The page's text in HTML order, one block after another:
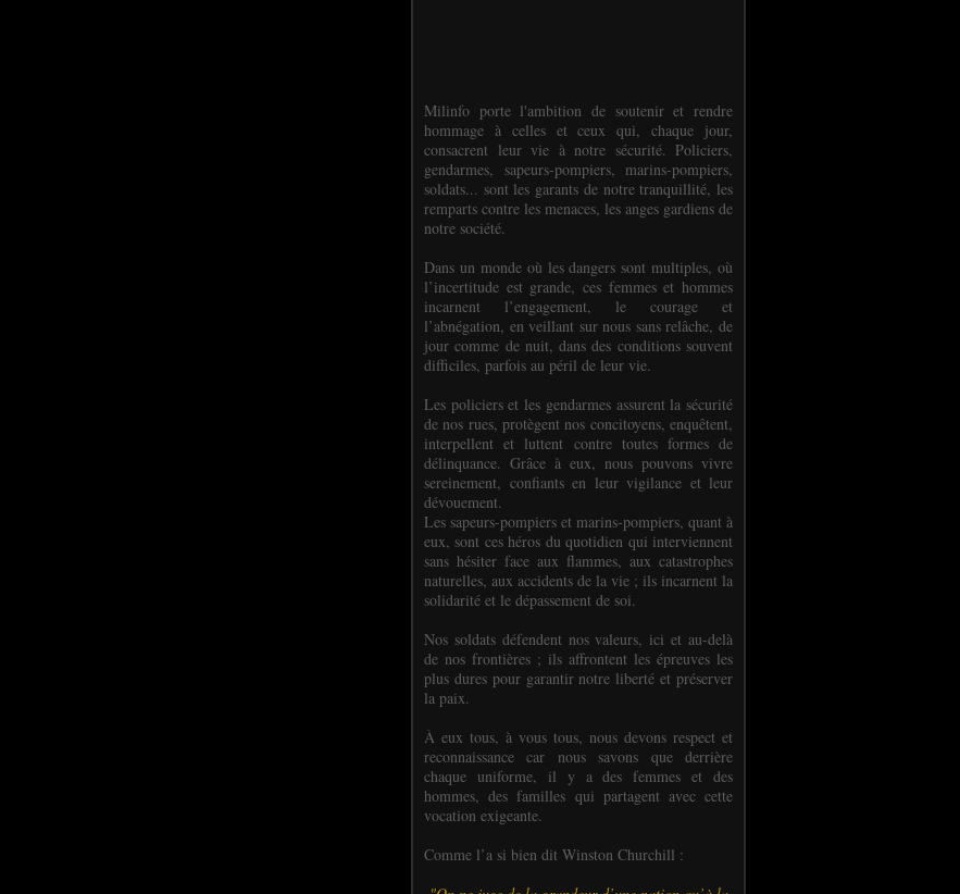
Milinfo porte l'ambition de soutenir et rendre
hommage à celles et ceux qui, chaque jour,
consacrent leur vie à notre sécurité. Policiers,
gendarmes, sapeurs-pompiers, marins-pompiers,
soldats... sont les garants de notre tranquillité, les
remparts contre les menaces, les anges gardiens de
notre société.
Dans un monde où les dangers sont multiples, où
l’incertitude est grande, ces femmes et hommes
incarnent l’engagement, le courage et
l’abnégation, en veillant sur nous sans relâche, de
jour comme de nuit, dans des conditions souvent
difficiles, parfois au péril de leur vie.
Les policiers et les gendarmes assurent la sécurité
de nos rues, protègent nos concitoyens, enquêtent,
interpellent et luttent contre toutes formes de
délinquance. Grâce à eux, nous pouvons vivre
sereinement, confiants en leur vigilance et leur
dévouement.
Les sapeurs-pompiers et marins-pompiers, quant à
eux, sont ces héros du quotidien qui interviennent
sans hésiter face aux flammes, aux catastrophes
naturelles, aux accidents de la vie ; ils incarnent la
solidarité et le dépassement de soi.
Nos soldats défendent nos valeurs, ici et au-delà
de nos frontières ; ils affrontent les épreuves les
plus dures pour garantir notre liberté et préserver
la paix.
À eux tous, à vous tous, nous devons respect et
reconnaissance car nous savons que derrière
chaque uniforme, il y a des femmes et des
hommes, des familles qui partagent avec cette
vocation exigeante.
Comme l’a si bien dit Winston Churchill :